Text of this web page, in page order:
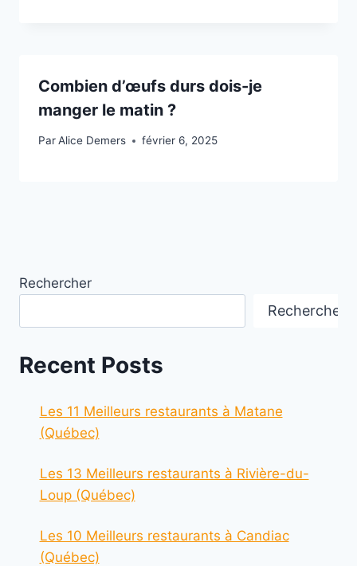
Combien d’œufs durs dois-je
manger le matin ?
ParAlice Demers février 6, 2025
Rechercher
Rechercher
Recent Posts
Les 11 Meilleurs restaurants à Matane
(Québec)
Les 13 Meilleurs restaurants à Rivière-du-
Loup (Québec)
Les 10 Meilleurs restaurants à Candiac
(Québec)